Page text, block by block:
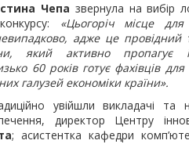
Чепа звернула на вибір
«Цьогоріч місце
адже це провідний
який активно пропагує
60 років готує фахівців
галузей економіки країни».
увійшли викладачі та
директор Центру
; асистентка кафедри